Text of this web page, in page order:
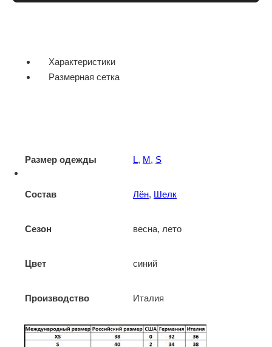
Характеристики
Размерная сетка
Размер одежды L, M, S
Состав Лён, Шелк
Сезон весна, лето
Цвет синий
Производство Италия